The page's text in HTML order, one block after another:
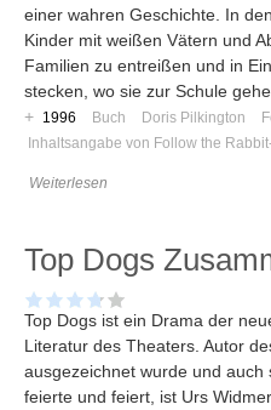
Aktive Forenbeiträge
Dies ist das Forum um neue
Regeln (Bitte vor dem posten lesen)
Regeln (Bitte vor dem posten lesen)
einer wahren Geschichte. In
Kinder mit weißen Vätern und
Familien zu entreißen und in
stecken, wo sie zur Schule
+ 1996 Buch Doris Pilkington
Inhaltsangabe von Follow the
Weiterlesen
Top Dogs
Top Dogs ist ein Drama der
Literatur des Theaters. Autor
ausgezeichnet wurde und
feierte und feiert, ist Urs